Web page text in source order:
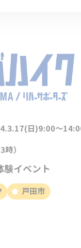
日)9:00～
時）
験イベント
戸田市